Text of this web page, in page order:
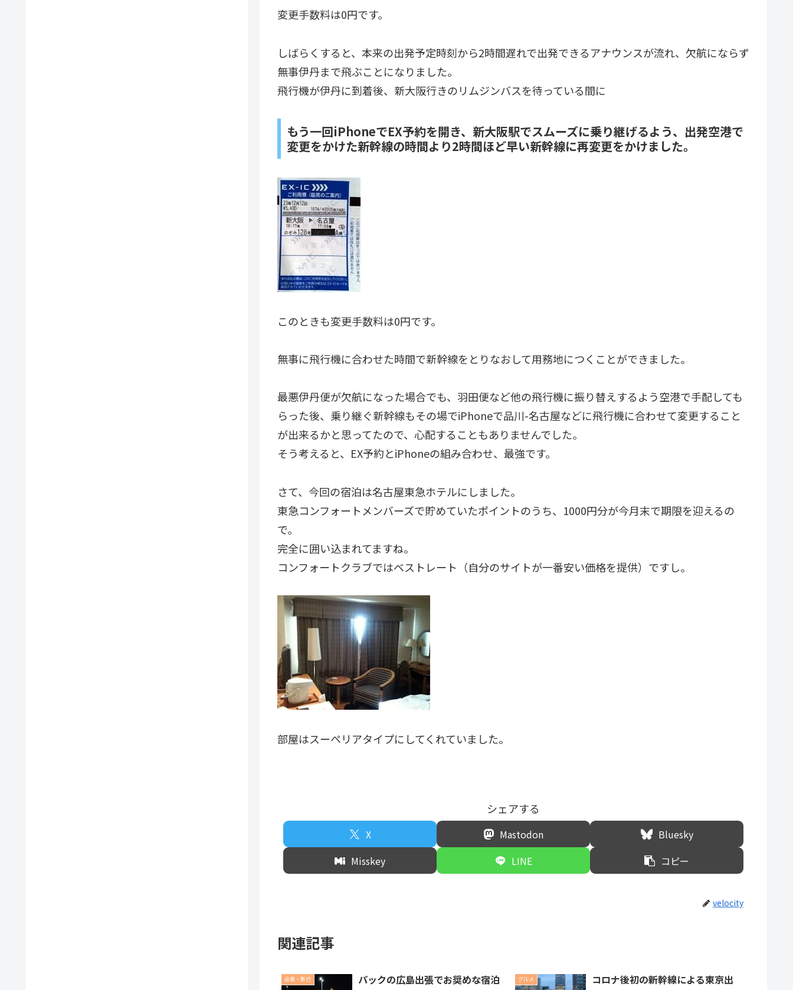
変更手数料は0円です。
しばらくすると、本来の出発予定時刻から2時間遅れで出発できるアナウンスが流れ、欠航にならず
無事伊丹まで飛ぶことになりました。
飛行機が伊丹に到着後、新大阪行きのリムジンバスを待っている間に
もう一回iPhoneでEX予約を開き、新大阪駅でスムーズに乗り継げるよう、出発空港で
変更をかけた新幹線の時間より2時間ほど早い新幹線に再変更をかけました。
このときも変更手数料は0円です。
無事に飛行機に合わせた時間で新幹線をとりなおして用務地につくことができました。
最悪伊丹便が欠航になった場合でも、羽田便など他の飛行機に振り替えするよう空港で手配しても
らった後、乗り継ぐ新幹線もその場でiPhoneで品川-名古屋などに飛行機に合わせて変更すること
が出来るかと思ってたので、心配することもありませんでした。
そう考えると、EX予約とiPhoneの組み合わせ、最強です。
さて、今回の宿泊は名古屋東急ホテルにしました。
東急コンフォートメンバーズで貯めていたポイントのうち、1000円分が今月末で期限を迎えるの
で。
完全に囲い込まれてますね。
コンフォートクラブではベストレート（自分のサイトが一番安い価格を提供）ですし。
部屋はスーペリアタイプにしてくれていました。
シェアする
X Mastodon
Bluesky
Misskey
LINE コピー
velocity
関連記事
出張・旅行 パックの広島出張でお奨めな宿泊 グルメ
コロナ後初の新幹線による東京出